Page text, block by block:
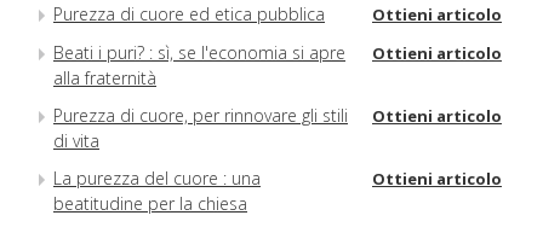
Purezza di cuore ed etica pubblica
Ottieni articolo
Beati i puri? : sì, se l'economia si apre
alla fraternità
Ottieni articolo
Purezza di cuore, per rinnovare gli stili
di vita
Ottieni articolo
La purezza del cuore : una
beatitudine per la chiesa
Ottieni articolo